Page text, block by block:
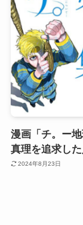
漫画「チ。ー
真理を追求し
2024年8月23日